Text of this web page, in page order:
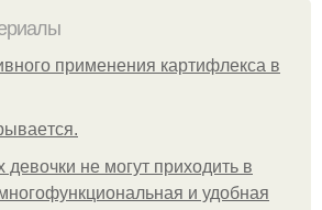
применения картифлекса в
не могут приходить в
и удобная